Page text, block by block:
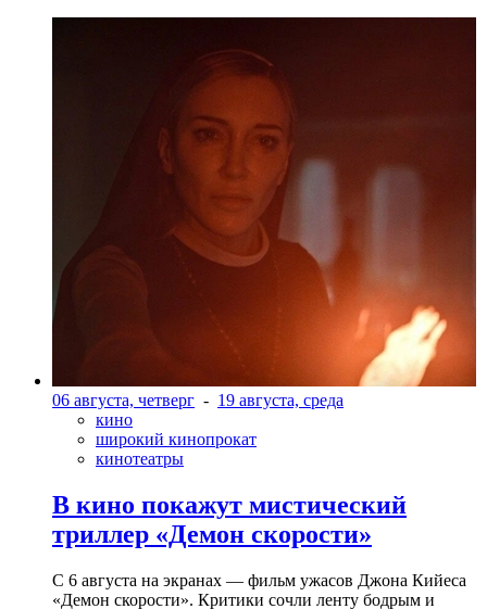
06 августа, четверг - 19 августа, среда
кино
широкий кинопрокат
кинотеатры
В кино покажут мистический
триллер «Демон скорости»
С 6 августа на экранах — фильм ужасов Джона Кийеса
«Демон скорости». Критики сочли ленту бодрым и